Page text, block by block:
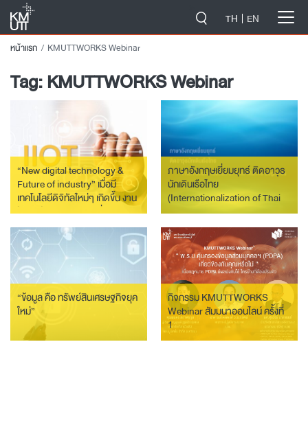
TH EN
หน้าแรก KMUTTWORKS Webinar
Tag:KMUTTWORKS Webinar
“New digital technology &
Future of industry” เมื่อมี
เทคโนโลยีดิจิทัลใหม่ๆ เกิดขึ้น งาน
ใดบ้างในอุตสาหกรรมที่ต้องปรับ
ตัว ?
ภาษาอังกฤษเยี่ยมยุทธ์ ติดอาวุธ
นักเดินเรือไทย
(Internationalization of Thai
Marine Logistics)
“ข้อมูล คือ ทรัพย์สินเศรษฐกิจยุค
ใหม่”
กิจกรรม KMUTTWORKS
Webinar สัมมนาออนไลน์ ครั้งที่
1